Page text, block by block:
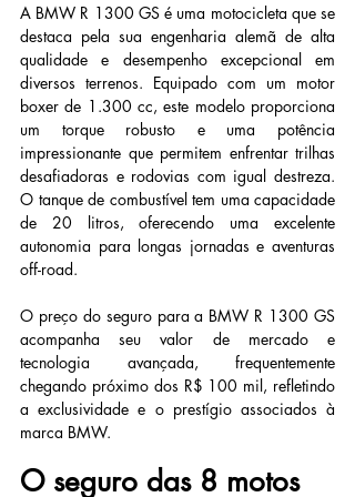
A BMW R 1300 GS é uma motocicleta que se
destaca pela sua engenharia alemã de alta
qualidade e desempenho excepcional em
diversos terrenos. Equipado com um motor
boxer de 1.300 cc, este modelo proporciona
um torque robusto e uma potência
impressionante que permitem enfrentar trilhas
desafiadoras e rodovias com igual destreza.
O tanque de combustível tem uma capacidade
de 20 litros, oferecendo uma excelente
autonomia para longas jornadas e aventuras
off-road.
O preço do seguro para a BMW R 1300 GS
acompanha seu valor de mercado e
tecnologia avançada, frequentemente
chegando próximo dos R$ 100 mil, refletindo
a exclusividade e o prestígio associados à
marca BMW.
O seguro das 8 motos